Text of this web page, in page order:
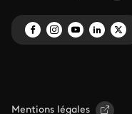
Mentions légales